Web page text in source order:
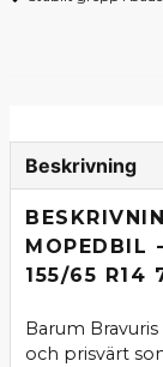
Beskrivning
MOPEDBIL
155/65 R14
Barum
och prisvärt